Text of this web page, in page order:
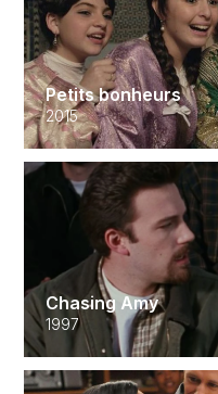
Petits bonheurs
2015
Chasing Amy
1997